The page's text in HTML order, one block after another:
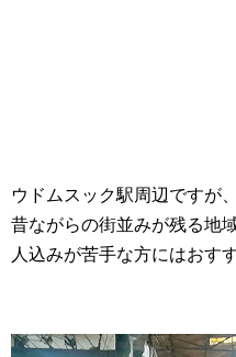
ウドムスック駅周辺ですが
昔ながらの街並みが残る地
人込みが苦手な方にはおすす